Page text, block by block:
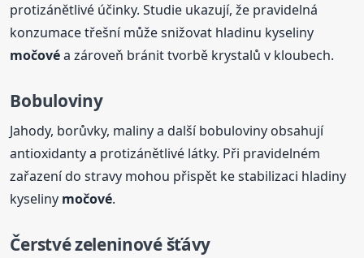
protizánětlivé účinky. Studie ukazují, že pravidelná
konzumace třešní může snižovat hladinu kyseliny
močovéa zároveň bránit tvorbě krystalů v kloubech.
Bobuloviny
Jahody, borůvky, maliny a další bobuloviny obsahují
antioxidanty a protizánětlivé látky. Při pravidelném
zařazení do stravy mohou přispět ke stabilizaci hladiny
kyseliny močové.
Čerstvé zeleninové šťávy